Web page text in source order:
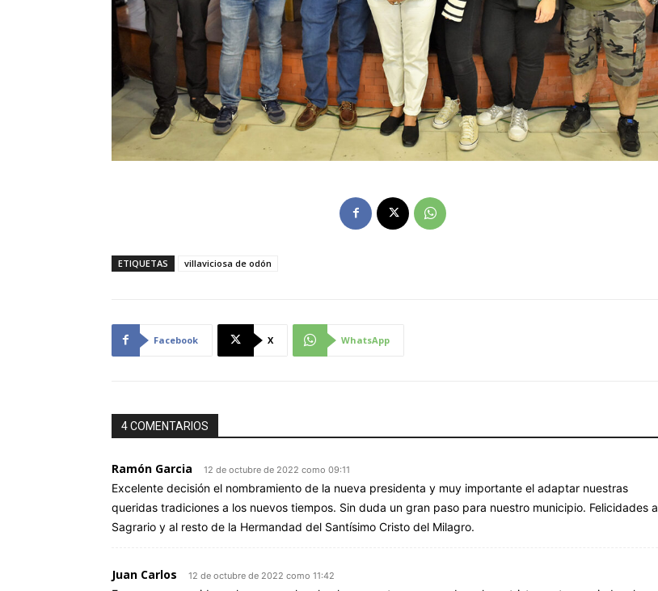
ETIQUETAS villaviciosa de odón
Facebook X WhatsApp
4 COMENTARIOS
Ramón Garcia 12 de octubre de 2022 como 09:11
Excelente decisión el nombramiento de la nueva presidenta y muy importante el adaptar nuestras
queridas tradiciones a los nuevos tiempos. Sin duda un gran paso para nuestro municipio. Felicidades a
Sagrario y al resto de la Hermandad del Santísimo Cristo del Milagro.
Juan Carlos 12 de octubre de 2022 como 11:42